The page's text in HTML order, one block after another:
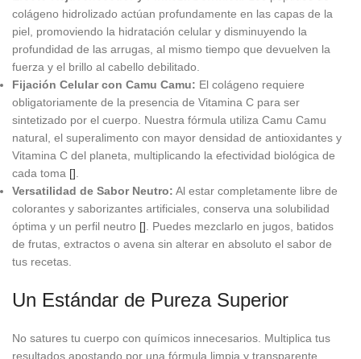
colágeno hidrolizado actúan profundamente en las capas de la
piel, promoviendo la hidratación celular y disminuyendo la
profundidad de las arrugas, al mismo tiempo que devuelven la
fuerza y el brillo al cabello debilitado.
Fijación Celular con Camu Camu: El colágeno requiere
obligatoriamente de la presencia de Vitamina C para ser
sintetizado por el cuerpo. Nuestra fórmula utiliza Camu Camu
natural, el superalimento con mayor densidad de antioxidantes y
Vitamina C del planeta, multiplicando la efectividad biológica de
cada toma []
Versatilidad de Sabor Neutro: Al estar completamente libre de
colorantes y saborizantes artificiales, conserva una solubilidad
óptima y un perfil neutro [] . Puedes mezclarlo en jugos, batidos
de frutas, extractos o avena sin alterar en absoluto el sabor de
tus recetas.
Un Estándar de Pureza Superior
No satures tu cuerpo con químicos innecesarios. Multiplica tus
resultados apostando por una fórmula limpia y transparente